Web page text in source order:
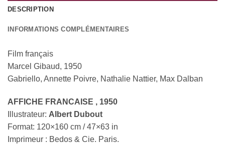
DESCRIPTION
INFORMATIONS COMPLÉMENTAIRES
Film français
Marcel Gibaud, 1950
Gabriello, Annette Poivre, Nathalie Nattier, Max Dalban
AFFICHE FRANCAISE , 1950
Illustrateur: Albert Dubout
Format: 120×160 cm / 47×63 in
Imprimeur : Bedos & Cie. Paris.